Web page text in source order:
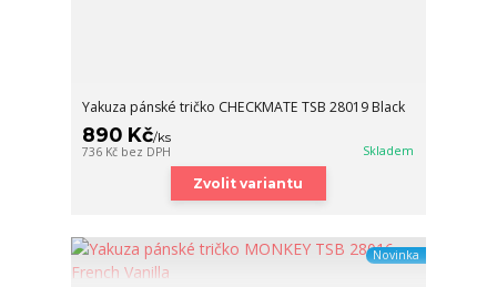
Yakuza pánské tričko CHECKMATE TSB 28019 Black
890 Kč/ks
736 Kč bez DPH Skladem
Zvolit variantu
Novinka